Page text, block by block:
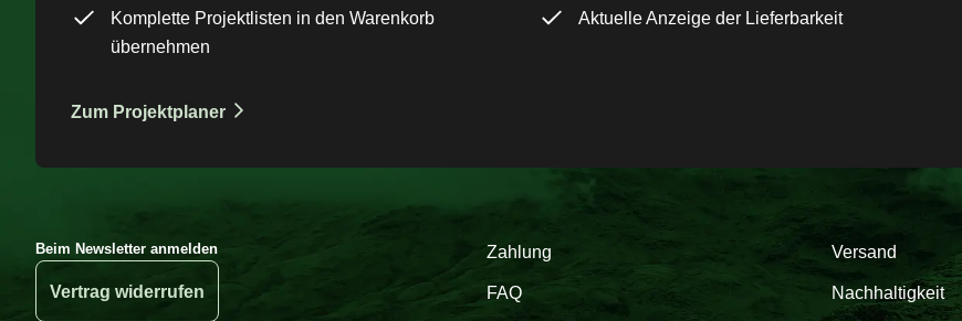
Komplette Projektlisten in den Warenkorb
übernehmen
Aktuelle Anzeige der Lieferbarkeit
Zum Projektplaner
Beim Newsletter anmelden
Vertrag widerrufen
Zahlung Versand
FAQ Nachhaltigkeit